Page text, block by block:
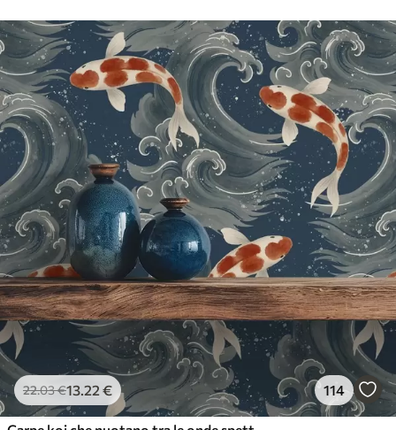
22.03€13.22 € 114